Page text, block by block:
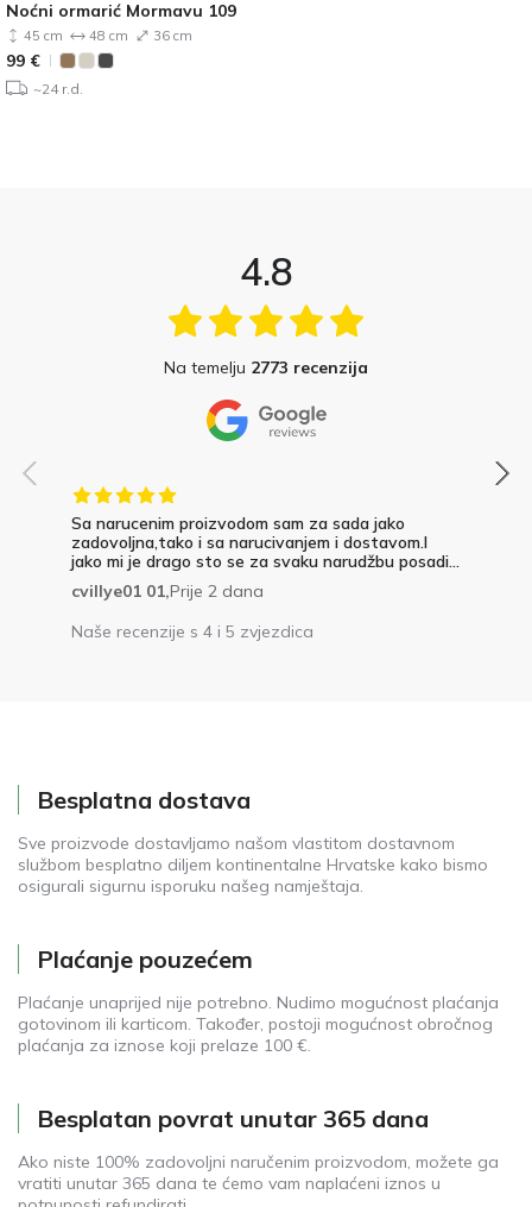
Noćni ormarić Mormavu 109
45 cm 48 cm 36 cm
99 €
~24 r.d.
4.8
Na temelju 2773 recenzija
Sa narucenim proizvodom sam za sada jako
zadovoljna,tako i sa narucivanjem i dostavom.I
jako mi je drago sto se za svaku narudžbu posadi...
cvillye01 01,Prije 2 dana
Naše recenzije s 4 i 5 zvjezdica
Besplatna dostava
Sve proizvode dostavljamo našom vlastitom dostavnom
službom besplatno diljem kontinentalne Hrvatske kako bismo
osigurali sigurnu isporuku našeg namještaja.
Plaćanje pouzećem
Plaćanje unaprijed nije potrebno. Nudimo mogućnost plaćanja
gotovinom ili karticom. Također, postoji mogućnost obročnog
plaćanja za iznose koji prelaze 100 €.
Besplatan povrat unutar 365 dana
Ako niste 100% zadovoljni naručenim proizvodom, možete ga
vratiti unutar 365 dana te ćemo vam naplaćeni iznos u